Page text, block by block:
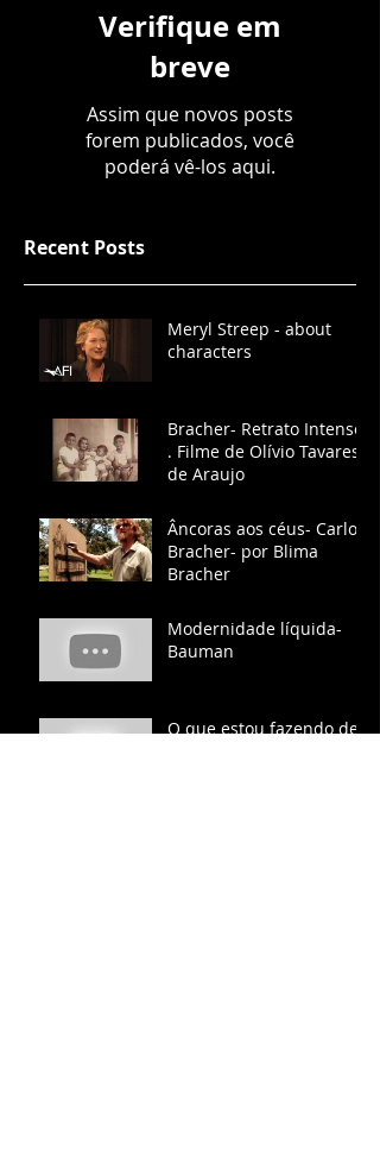
Verifique em
breve
Assim que novos posts
forem publicados, você
poderá vê-los aqui.
Recent Posts
Meryl Streep - about
characters
Bracher- Retrato Intenso
. Filme de Olívio Tavares
de Araujo
Âncoras aos céus- Carlos
Bracher- por Blima
Bracher
Modernidade líquida-
Bauman
O que estou fazendo de